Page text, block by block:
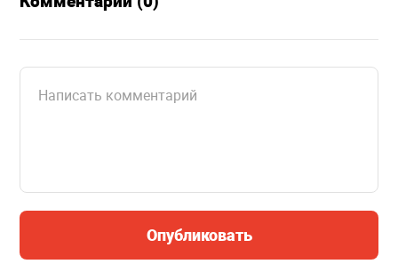
Опубликовать